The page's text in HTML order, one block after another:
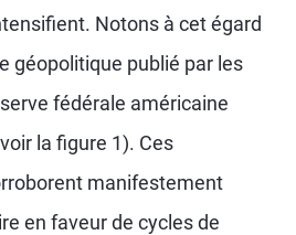
Notons à cet égard
géopolitique publié par les
fédérale américaine
la figure 1). Ces
manifestement
en faveur de cycles de